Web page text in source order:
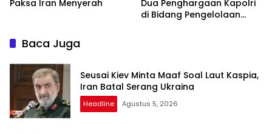
Paksa Iran Menyerah
Dua Penghargaan Kapolri
di Bidang Pengelolaan
Baca Juga
Seusai Kiev Minta Maaf Soal Laut Kaspia,
Iran Batal Serang Ukraina
Headline Agustus 5, 2026